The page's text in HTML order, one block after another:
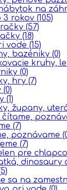
na
3 rokov (105)
(57)
(18)
vode (15)
bazéniky (0)
kruhy,
(0)
hry (7)
(0)
(1)
župany,
čítame,
(7)
poznávame
(7)
pre
dinosaury
sa na